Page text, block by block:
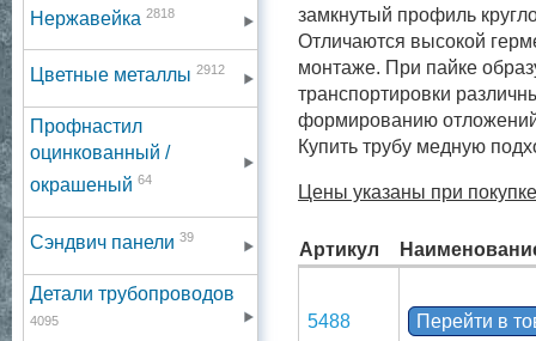
Нержавейка 2818
Цветные металлы 2912
Профнастил
оцинкованный /
окрашеный 64
Сэндвич панели 39
Детали трубопроводов
4095
замкнутый профиль
Отличаются высокой
монтаже. При пайке
транспортировки
формированию
Купить трубу медную
Цены указаны при
Артикул
5488 Перейти в